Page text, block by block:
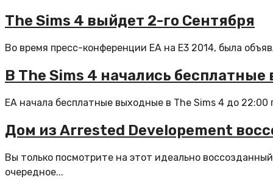
The Sims 4 выйдет 2-го Сентября
Во время пресс-конференции EA на E3 2014, была
В The Sims 4 начались
EA начала бесплатные выходные в The Sims 4 до
Дом из Arrested Developement
Вы только посмотрите на этот идеально
очередное...